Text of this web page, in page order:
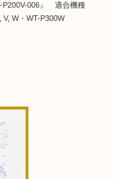
006』 適合機種
V, W・WT-P300W